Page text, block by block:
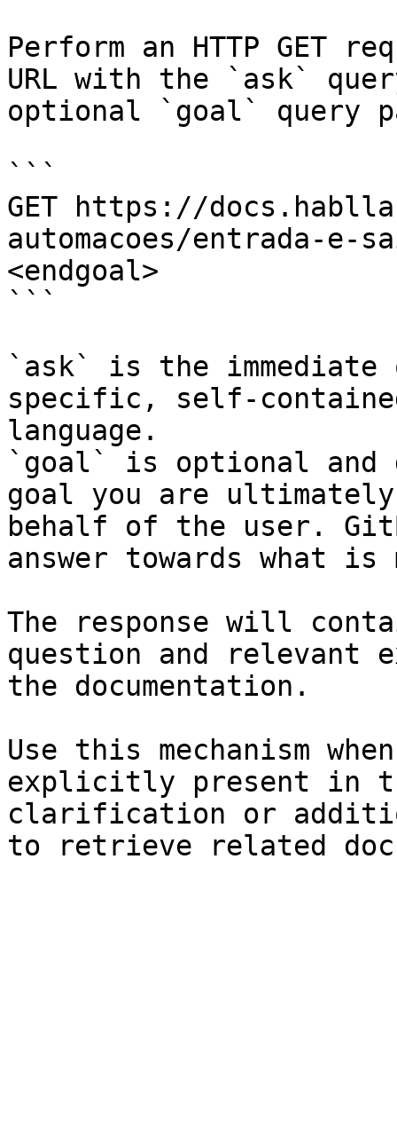
Perform an HTTP GET
URL with the `ask`
optional `goal` query
```
GET https://
automacoes/entrada-e-
<endgoal>
```
`ask` is the
specific, self-
language.
`goal` is optional and
goal you are
behalf of the user.
answer towards what
The response will
question and relevant
the documentation.
Use this mechanism
explicitly present in
clarification or